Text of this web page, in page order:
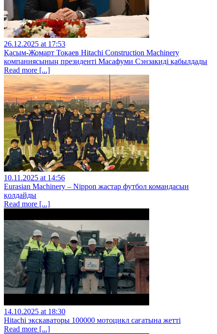
26.12.2025 at 17:53
Қасым-Жомарт Тоқаев Hitachi Construction Machinery
компаниясының президенті Масафуми Сэнзакиді қабылдады
Read more [...]
10.11.2025 at 14:56
Eurasian Machinery – Nippon жастар футбол командасын
қолдайды
Read more [...]
14.10.2025 at 18:30
Hitachi экскаваторы 100000 мотоцикл сағатына жетті
Read more [...]